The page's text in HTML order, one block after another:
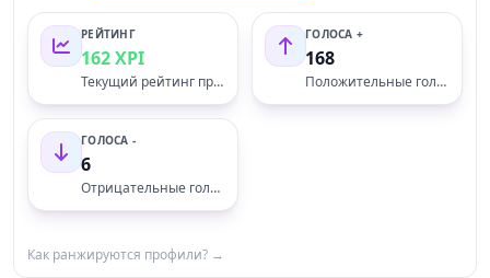
РЕЙТИНГ
162 XPI
Текущий рейтинг профиля
ГОЛОСА +
168
Положительные голоса
ГОЛОСА -
6
Отрицательные голоса
Как ранжируются профили? →